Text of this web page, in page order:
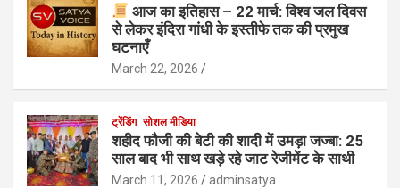
आज का इतिहास – 22 मार्च: विश्व जल दिवस
से लेकर इंदिरा गांधी के इस्तीफे तक की प्रमुख
घटनाएँ
March 22, 2026
ट्रेंडिंग सोशल मीडिया
शहीद फौजी की बेटी की शादी में उमड़ा जज्बा: 25
साल बाद भी साथ खड़े रहे जाट रेजीमेंट के साथी
March 11, 2026 adminsatya